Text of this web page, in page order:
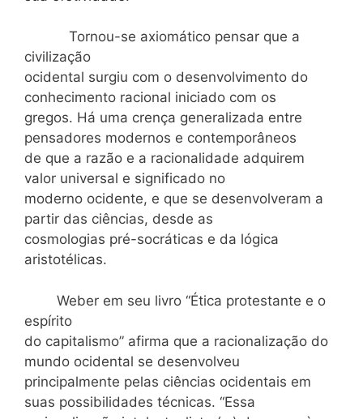
Tornou-se axiomático pensar que a
civilização
ocidental surgiu com o desenvolvimento do
conhecimento racional iniciado com os
gregos. Há uma crença generalizada entre
pensadores modernos e contemporâneos
de que a razão e a racionalidade adquirem
valor universal e significado no
moderno ocidente, e que se desenvolveram a
partir das ciências, desde as
cosmologias pré-socráticas e da lógica
aristotélicas.
Weber em seu livro “Ética protestante e o
espírito
do capitalismo” afirma que a racionalização do
mundo ocidental se desenvolveu
principalmente pelas ciências ocidentais em
suas possibilidades técnicas. “Essa